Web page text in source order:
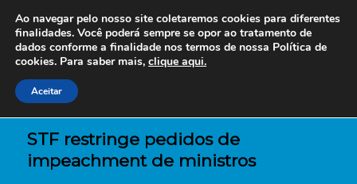
STF restringe pedidos de
impeachment de ministros
Ao navegar pelo nosso site coletaremos cookies para diferentes
finalidades. Você poderá sempre se opor ao tratamento de
dados conforme a finalidade nos termos de nossa Política de
cookies. Para saber mais, clique aqui.
Aceitar